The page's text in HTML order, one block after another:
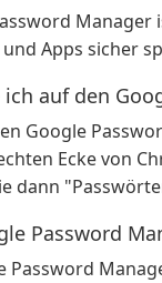
Apps sicher
auf den
Google
Ecke von
dann
Password
Password